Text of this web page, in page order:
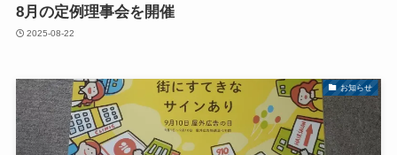
8月の定例理事会を開催
2025-08-22
お知らせ